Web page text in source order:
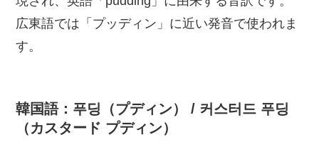
広東語では「プッディン」に近い発音で使われま
す。
韓国語：푸딩（プディン） / 커스터드 푸딩
（カスタード プディン）